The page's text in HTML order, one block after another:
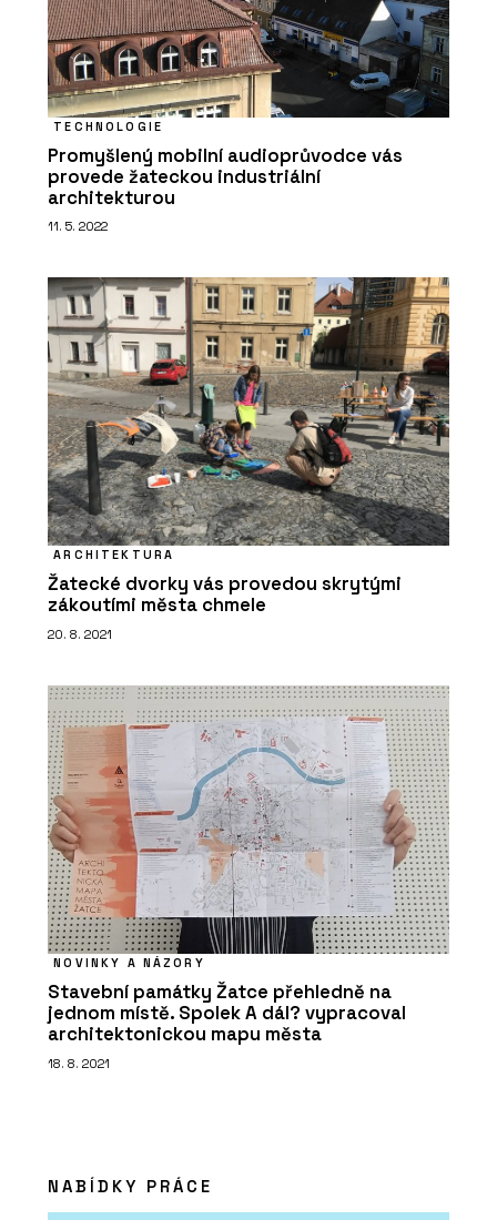
TECHNOLOGIE
Promyšlený mobilní audioprůvodce vás
provede žateckou industriální
architekturou
11. 5. 2022
ARCHITEKTURA
Žatecké dvorky vás provedou skrytými
zákoutími města chmele
20. 8. 2021
NOVINKY A NÁZORY
Stavební památky Žatce přehledně na
jednom místě. Spolek A dál? vypracoval
architektonickou mapu města
18. 8. 2021
NABÍDKY PRÁCE